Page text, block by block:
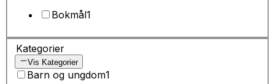
Bokmål1
Kategorier
Vis Kategorier
Barn og ungdom1